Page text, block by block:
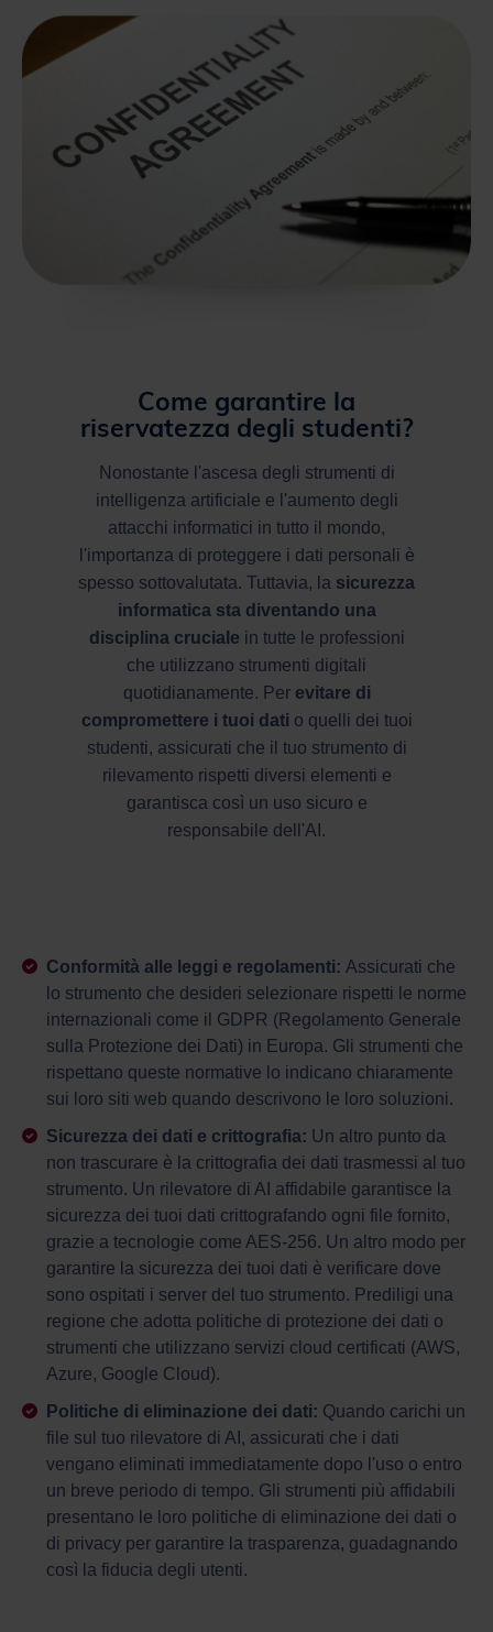
Come garantire la
riservatezza degli studenti?
Nonostante l'ascesa degli strumenti di
intelligenza artificiale e l'aumento degli
attacchi informatici in tutto il mondo,
l'importanza di proteggere i dati personali è
spesso sottovalutata. Tuttavia, la sicurezza
informatica sta diventando una
disciplina cruciale in tutte le professioni
che utilizzano strumenti digitali
quotidianamente. Per evitare di
compromettere i tuoi dati o quelli dei tuoi
studenti, assicurati che il tuo strumento di
rilevamento rispetti diversi elementi e
garantisca così un uso sicuro e
responsabile dell'AI.
Conformità alle leggi e regolamenti: Assicurati che
lo strumento che desideri selezionare rispetti le norme
internazionali come il GDPR (Regolamento Generale
sulla Protezione dei Dati) in Europa. Gli strumenti che
rispettano queste normative lo indicano chiaramente
sui loro siti web quando descrivono le loro soluzioni.
Sicurezza dei dati e crittografia: Un altro punto da
non trascurare è la crittografia dei dati trasmessi al tuo
strumento. Un rilevatore di AI affidabile garantisce la
sicurezza dei tuoi dati crittografando ogni file fornito,
grazie a tecnologie come AES-256. Un altro modo per
garantire la sicurezza dei tuoi dati è verificare dove
sono ospitati i server del tuo strumento. Prediligi una
regione che adotta politiche di protezione dei dati o
strumenti che utilizzano servizi cloud certificati (AWS,
Azure, Google Cloud).
Politiche di eliminazione dei dati: Quando carichi un
file sul tuo rilevatore di AI, assicurati che i dati
vengano eliminati immediatamente dopo l'uso o entro
un breve periodo di tempo. Gli strumenti più affidabili
presentano le loro politiche di eliminazione dei dati o
di privacy per garantire la trasparenza, guadagnando
così la fiducia degli utenti.